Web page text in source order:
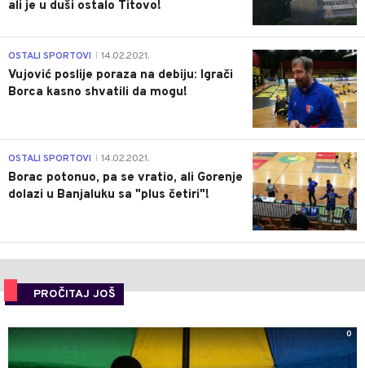
ali je u duši ostalo Titovo!
1
OSTALI SPORTOVI 14.02.2021.
Vujović poslije poraza na debiju: Igrači
Borca kasno shvatili da mogu!
3
OSTALI SPORTOVI 14.02.2021.
Borac potonuo, pa se vratio, ali Gorenje
dolazi u Banjaluku sa "plus četiri"!
PROČITAJ JOŠ
0